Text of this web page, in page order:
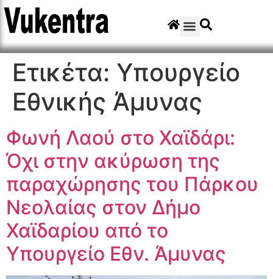
Ετικέτα: Υπουργείο
Εθνικής Άμυνας
Φωνή Λαού στο Χαϊδάρι:
Όχι στην ακύρωση της
παραχώρησης του Πάρκου
Νεολαίας στον Δήμο
Χαϊδαρίου από το
Υπουργείο Εθν. Άμυνας